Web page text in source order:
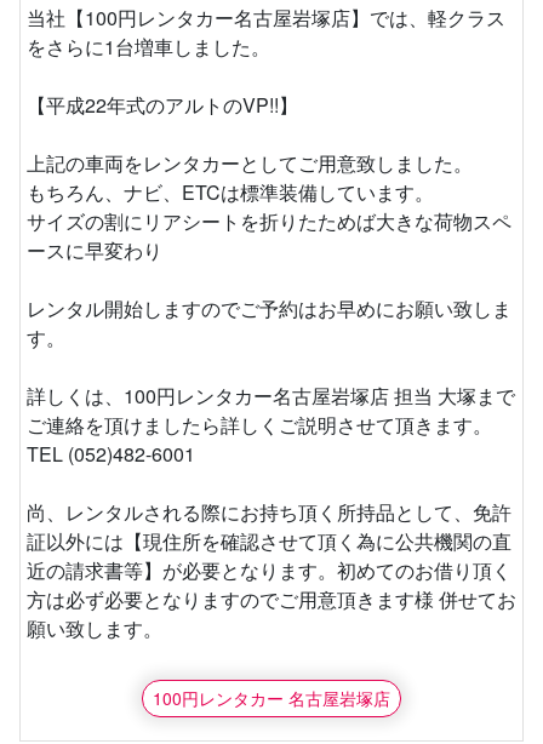
当社【100円レンタカー名古屋岩塚店】では、軽クラス
をさらに1台増車しました。
【平成22年式のアルトのVP!!】
上記の車両をレンタカーとしてご用意致しました。
もちろん、ナビ、ETCは標準装備しています。
サイズの割にリアシートを折りたためば大きな荷物スペ
ースに早変わり
レンタル開始しますのでご予約はお早めにお願い致しま
す。
詳しくは、100円レンタカー名古屋岩塚店 担当 大塚まで
ご連絡を頂けましたら詳しくご説明させて頂きます。
TEL (052)482-6001
尚、レンタルされる際にお持ち頂く所持品として、免許
証以外には【現住所を確認させて頂く為に公共機関の直
近の請求書等】が必要となります。初めてのお借り頂く
方は必ず必要となりますのでご用意頂きます様 併せてお
願い致します。
100円レンタカー 名古屋岩塚店